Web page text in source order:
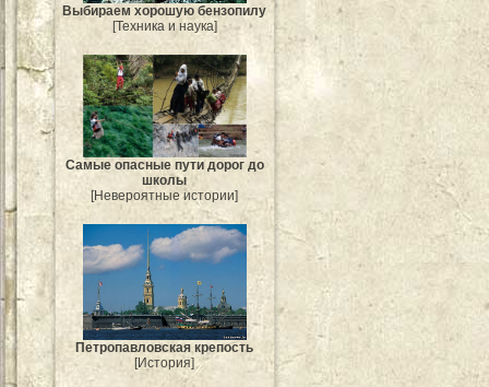
Выбираем хорошую бензопилу
[Техника и наука]
Самые опасные пути дорог до
школы
[Невероятные истории]
Петропавловская крепость
[История]